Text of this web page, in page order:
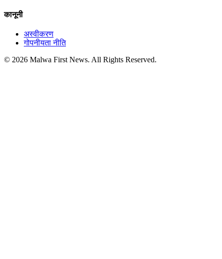
कानूनी
अस्वीकरण
गोपनीयता नीति
© 2026 Malwa First News. All Rights Reserved.